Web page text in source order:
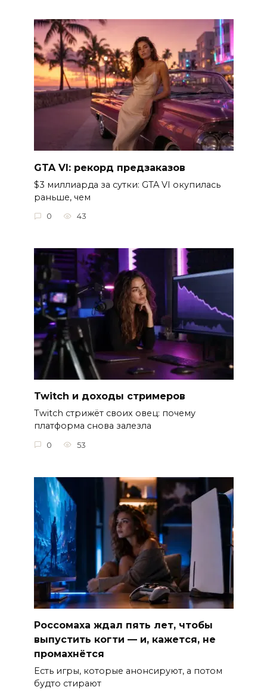
GTA VI: рекорд предзаказов
$3 миллиарда за сутки: GTA VI окупилась
раньше, чем
0 43
Twitch и доходы стримеров
Twitch стрижёт своих овец: почему
платформа снова залезла
0 53
Россомаха ждал пять лет, чтобы
выпустить когти — и, кажется, не
промахнётся
Есть игры, которые анонсируют, а потом
будто стирают